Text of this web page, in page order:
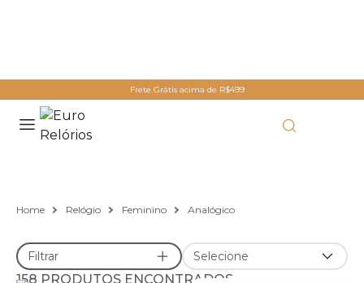
Frete Grátis acima de R$499
Home Relógio Feminino Analógico
Filtrar Selecione
158 PRODUTOS ENCONTRADOS